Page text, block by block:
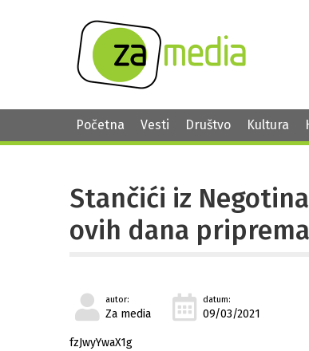
Početna Vesti Društvo Kultura
Stančići iz
ovih dana
autor:
Za media
datum:
09/03/2021
fzJwyYwaX1g